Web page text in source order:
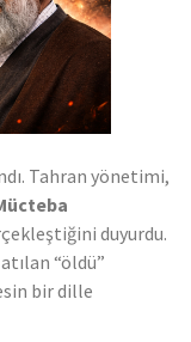
Tahran yönetimi,
duyurdu.
“öldü”
bir dille